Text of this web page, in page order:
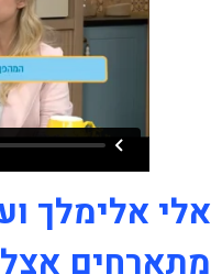
אלי אלימלך
מתארחים אצל